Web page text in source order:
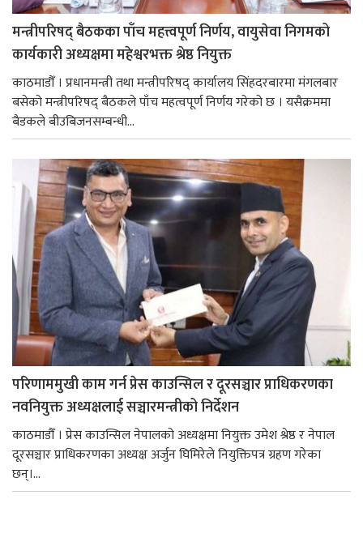
मन्त्रीपरिषद् बैठकका पाँच महत्त्वपूर्ण निर्णय, वायुसेवा निगमको
कार्यकारी अध्यक्षमा महेश्वरभक्त श्रेष्ठ नियुक्त
काठमाडौँ । प्रधानमन्त्री तथा मन्त्रीपरिषद् कार्यालय सिंहदरबारमा मंगलबार
बसेको मन्त्रीपरिषद् बैठकले पाँच महत्वपूर्ण निर्णय गरेको छ । यसैक्रममा
बैडकले बीउबिजनसम्बन्धी...
परिणाममुखी काम गर्न प्रेस काउन्सिल र दूरसञ्चार प्राधिकरणका
नवनियुक्त अध्यक्षलाई सञ्चारमन्त्रीको निर्देशन
काठमाडौँ । प्रेस काउन्सिल नेपालको अध्यक्षमा नियुक्त उमेश श्रेष्ठ र नेपाल
दूरसञ्चार प्राधिकरणका अध्यक्ष अर्जुन घिमिरेले नियुक्तिपत्र ग्रहण गरेका
छन्।...